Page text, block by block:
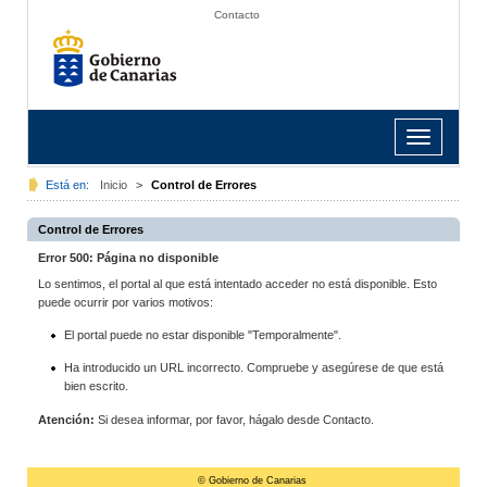
Contacto
Toggle
navigation
Está en: Inicio > Control de Errores
Control de Errores
Error 500: Página no disponible
Lo sentimos, el portal al que está intentado acceder no está disponible. Esto
puede ocurrir por varios motivos:
El portal puede no estar disponible "Temporalmente".
Ha introducido un URL incorrecto. Compruebe y asegúrese de que está
bien escrito.
Atención: Si desea informar, por favor, hágalo desde Contacto.
© Gobierno de Canarias